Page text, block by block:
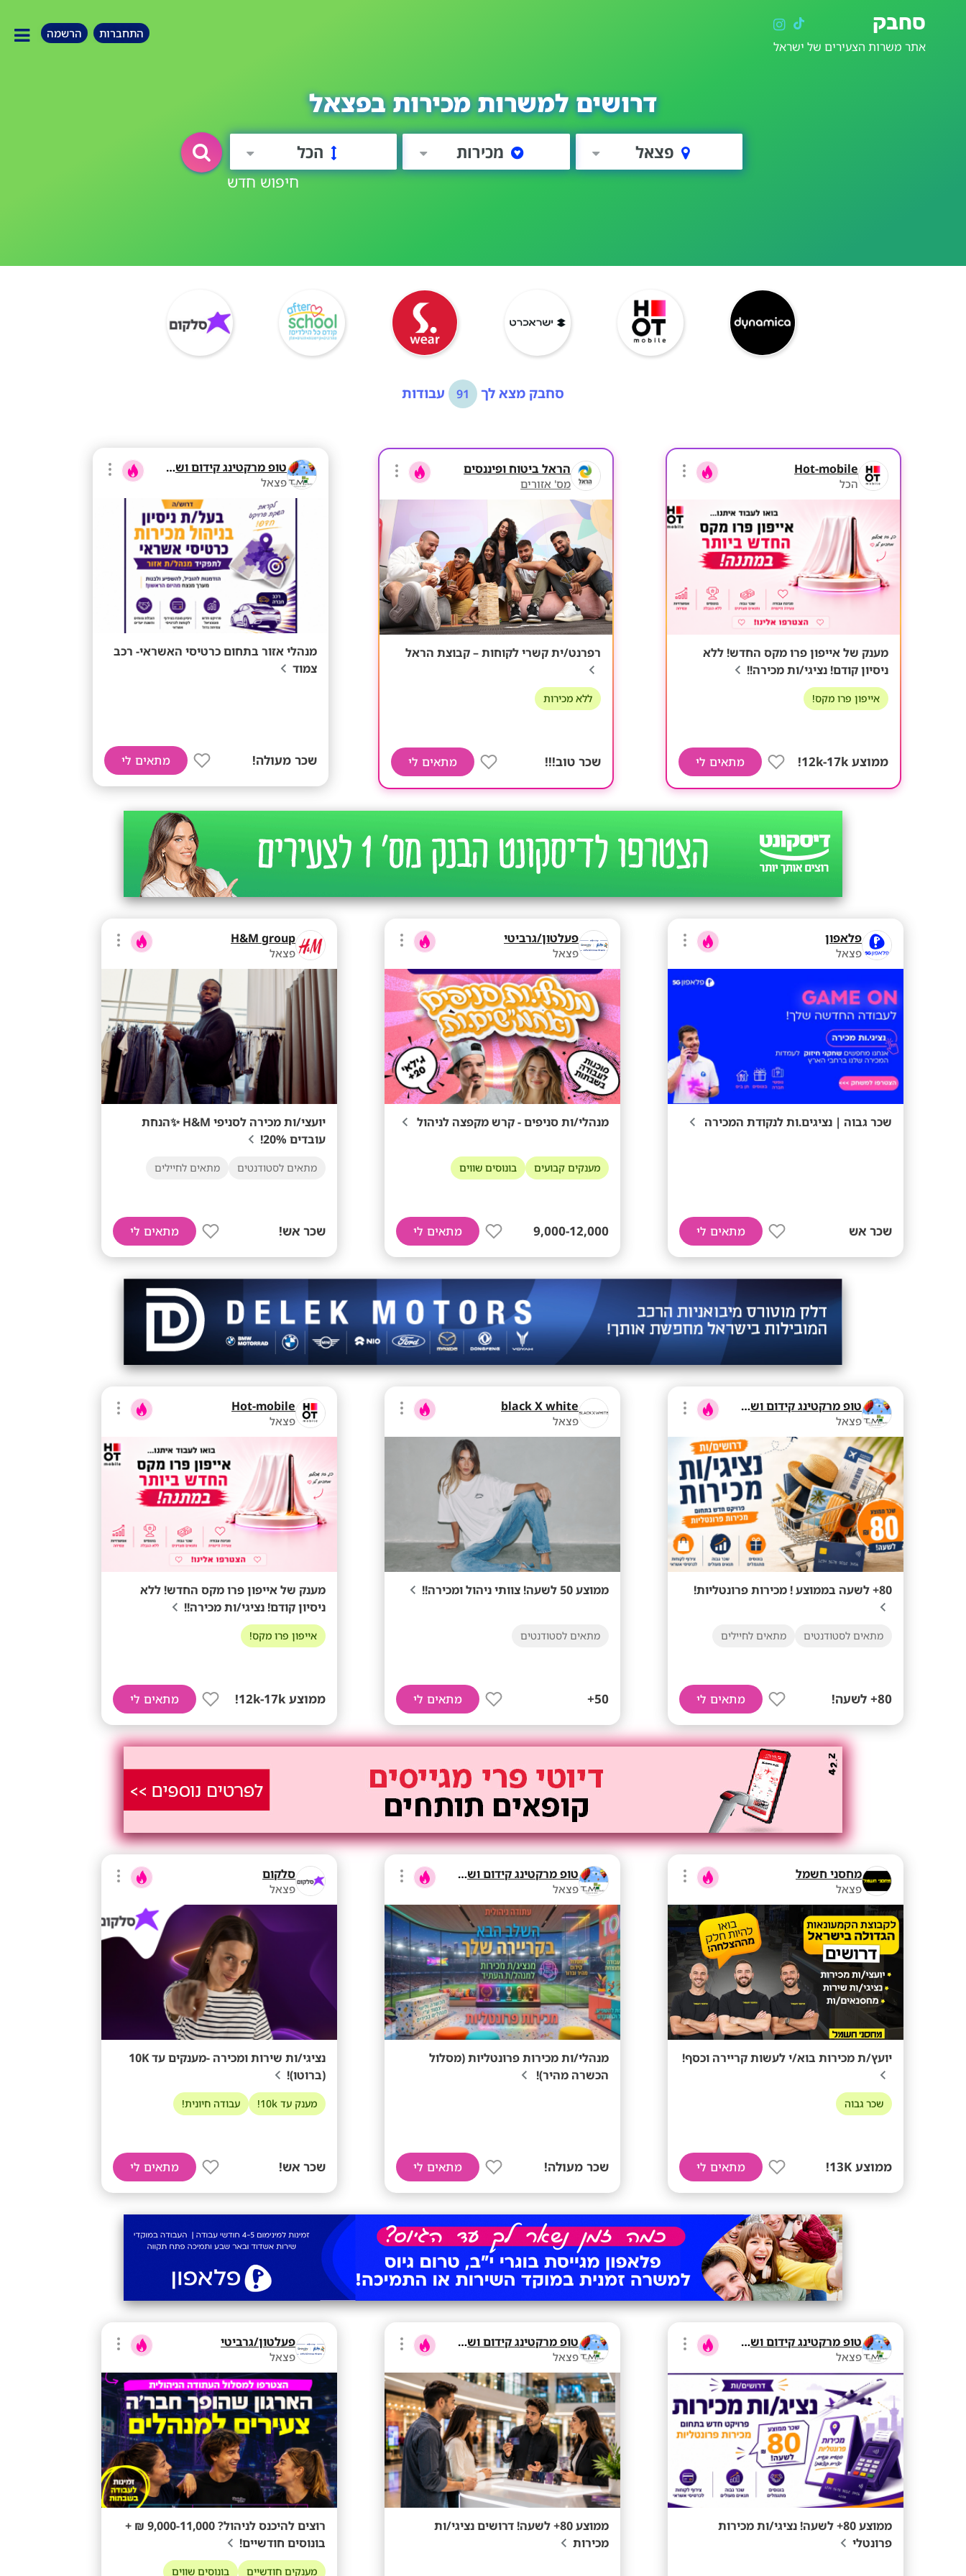
סחבק
אתר משרות הצעירים של ישראל
התחברות הרשמה
דרושים למשרות מכירות בפצאל
פצאל מכירות הכל
חיפוש חדש
סחבק מצא לך 91 עבודות
Hot-mobile
הכל
מענק של אייפון פרו מקס החדש! ללא
ניסיון קודם! נציגי/ות מכירה!!
אייפון פרו מקס!
ממוצע 12k-17k! מתאים לי
הראל ביטוח ופיננסים
מס' אזורים
רפרנט/ית קשרי לקוחות – קבוצת הראל
ללא מכירות
שכר טוב!!! מתאים לי
טופ מרקטינג קידום ושיווק בע"מ
פצאל
מנהלי אזור בתחום כרטיסי האשראי- רכב
צמוד
שכר מעולה! מתאים לי
פלאפון
פצאל
שכר גבוה | נציגים.ות לנקודת המכירה
שכר אש מתאים לי
פעלטון/גרביטי
פצאל
מנהלי/ות סניפים - קרש מקפצה לניהול
מענקים קבועים בונוסים שווים
9,000-12,000 מתאים לי
H&M group
פצאל
יועצי/ות מכירה לסניפי H&M ✨הנחת
עובדים 20%!
מתאים לסטודנטים מתאים לחיילים
שכר אש! מתאים לי
טופ מרקטינג קידום ושיווק בע"מ
פצאל
80+ לשעה בממוצע ! מכירות פרונטליות!
מתאים לסטודנטים מתאים לחיילים
80+ לשעה! מתאים לי
black X white
פצאל
ממוצע 50 לשעה! צוותי ניהול ומכירה!!
מתאים לסטודנטים
50+ מתאים לי
Hot-mobile
פצאל
מענק של אייפון פרו מקס החדש! ללא
ניסיון קודם! נציגי/ות מכירה!!
אייפון פרו מקס!
ממוצע 12k-17k! מתאים לי
מחסני חשמל
פצאל
יועץ/ת מכירות בוא/י לעשות קריירה וכסף!
שכר גבוה
ממוצע 13K! מתאים לי
טופ מרקטינג קידום ושיווק בע"מ
פצאל
מנהלי/ות מכירות פרונטליות (מסלול
הכשרה מהיר)!
שכר מעולה! מתאים לי
סלקום
פצאל
נציגי/ות שירות ומכירה -מענקים עד 10K
(ברוטו)!
מענק עד 10k! עבודה חיונית!
שכר אש! מתאים לי
טופ מרקטינג קידום ושיווק בע"מ
פצאל
ממוצע 80+ לשעה! נציגי/ות מכירות
פרונטלי
טופ מרקטינג קידום ושיווק בע"מ
פצאל
ממוצע 80+ לשעה! דרושים נציגי/ות
מכירות
פעלטון/גרביטי
פצאל
רוצים להיכנס לניהול? 9,000-11,000 ₪ +
בונוסים חודשיים!
מענקים חודשיים בונוסים שווים